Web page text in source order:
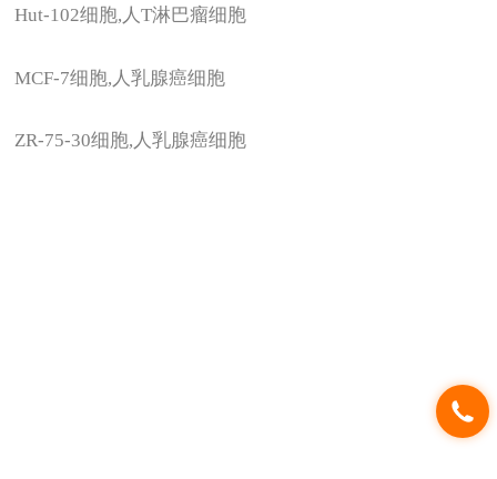
Hut-102细胞,人T淋巴瘤细胞
MCF-7细胞,人乳腺癌细胞
ZR-75-30细胞,人乳腺癌细胞